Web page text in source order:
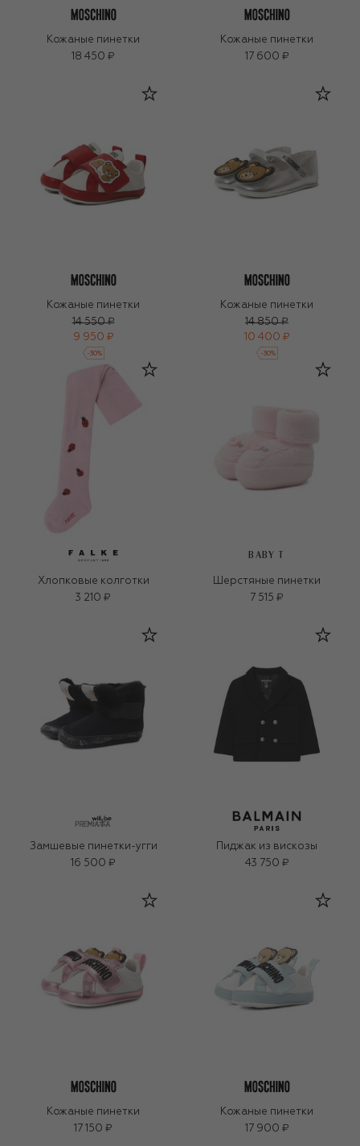
Кожаные пинетки
18 450 ₽
Кожаные пинетки
17 600 ₽
Кожаные пинетки
14 550 ₽
9 950 ₽
-30%
Кожаные пинетки
14 850 ₽
10 400 ₽
-30%
Хлопковые колготки
3 210 ₽
BABY T
Шерстяные пинетки
7 515 ₽
Замшевые пинетки-угги
16 500 ₽
Пиджак из вискозы
43 750 ₽
Кожаные пинетки
17 150 ₽
Кожаные пинетки
17 900 ₽